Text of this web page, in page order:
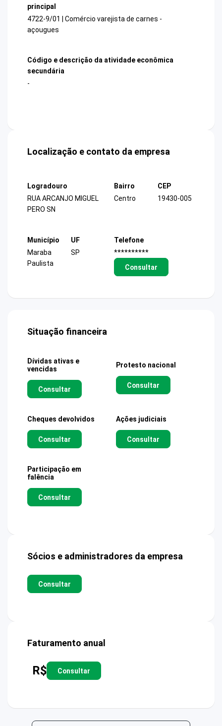
principal
4722-9/01 | Comércio varejista de carnes -
açougues
Código e descrição da atividade econômica
secundária
-
Localização e contato da empresa
Logradouro
RUA ARCANJO MIGUEL
PERO SN
Bairro
Centro
CEP
19430-005
Município
Maraba
Paulista
UF
SP
Telefone
**********
Consultar
Situação financeira
Dívidas ativas e
vencidas
Consultar
Protesto nacional
Consultar
Cheques devolvidos
Consultar
Ações judiciais
Consultar
Participação em
falência
Consultar
Sócios e administradores da empresa
Consultar
Faturamento anual
R$ Consultar